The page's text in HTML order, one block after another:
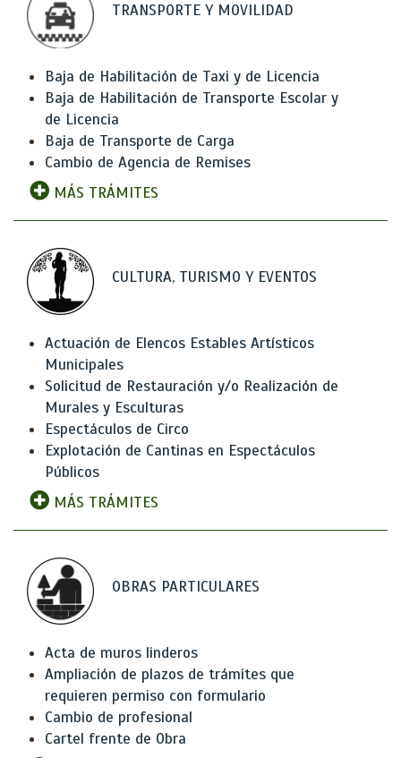
TRANSPORTE Y MOVILIDAD
Baja de Habilitación de Taxi y de Licencia
Baja de Habilitación de Transporte Escolar y
de Licencia
Baja de Transporte de Carga
Cambio de Agencia de Remises
MÁS TRÁMITES
CULTURA, TURISMO Y EVENTOS
Actuación de Elencos Estables Artísticos
Municipales
Solicitud de Restauración y/o Realización de
Murales y Esculturas
Espectáculos de Circo
Explotación de Cantinas en Espectáculos
Públicos
MÁS TRÁMITES
OBRAS PARTICULARES
Acta de muros linderos
Ampliación de plazos de trámites que
requieren permiso con formulario
Cambio de profesional
Cartel frente de Obra